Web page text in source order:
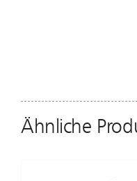
Ähnliche